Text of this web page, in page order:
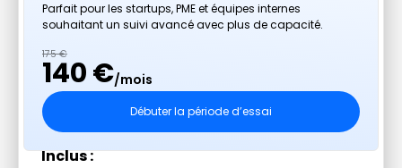
Parfait pour les startups, PME et équipes internes
souhaitant un suivi avancé avec plus de capacité.
175 €
140 €/mois
Débuter la période d’essai
Inclus :